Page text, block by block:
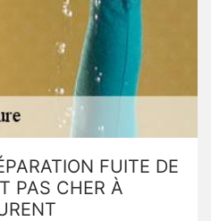
FUITE DE
PAS CHER À